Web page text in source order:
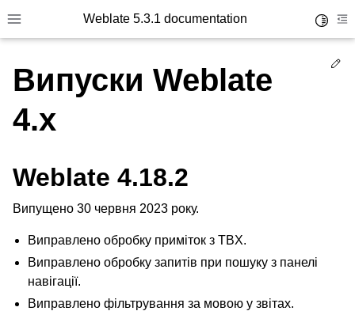
Toggle site navigation sidebar
Weblate 5.3.1 documentation
Випуски Weblate
4.x
Weblate 4.18.2
Випущено 30 червня 2023 року.
Виправлено обробку приміток з TBX.
Виправлено обробку запитів при пошуку з панелі
навігації.
Виправлено фільтрування за мовою у звітах.